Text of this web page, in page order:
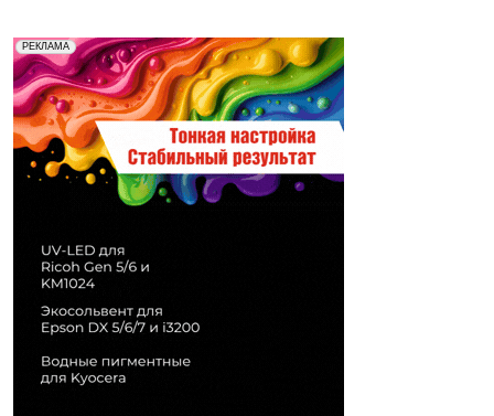
РЕКЛАМА
Реклама. Рекламодатель ООО "Передовые Системы
Печати" erid: 2SDnjd2d4Qz